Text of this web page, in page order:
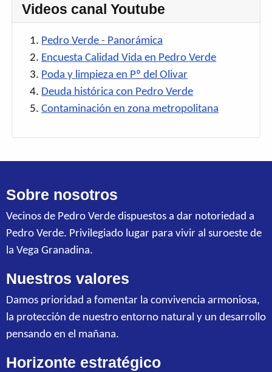
Videos canal Youtube
Pedro Verde - Panorámica
Encuesta Calidad Vida en Pedro Verde
Poda y limpieza en Pº del Olivar
Deuda histórica con Pedro Verde
Contaminación en zona metropolitana
Sobre nosotros
Vecinos de Pedro Verde dispuestos a dar notoriedad a
Pedro Verde. Privilegiado lugar para vivir al suroeste de
la Vega Granadina.
Nuestros valores
Damos prioridad a fomentar la convivencia armoniosa,
la protección de nuestro entorno natural y un desarrollo
pensando en el mañana.
Horizonte estratégico